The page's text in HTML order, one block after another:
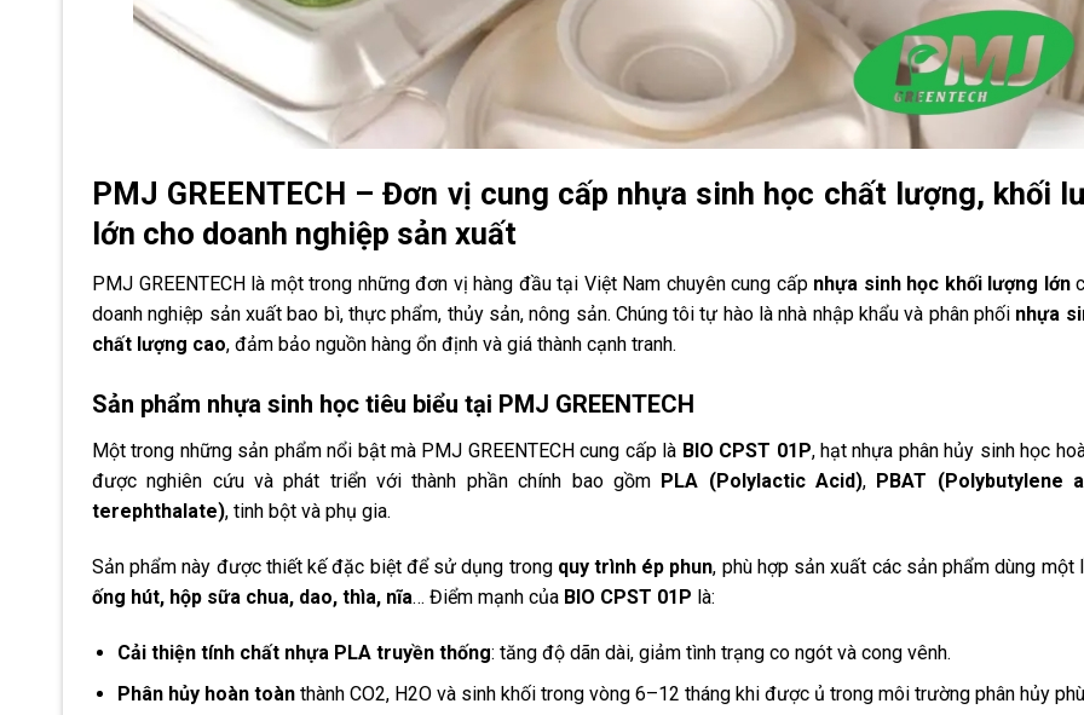
PMJ GREENTECH – Đơn vị cung cấp nhựa sinh học chất lượng, khối
lớn cho doanh nghiệp sản xuất
PMJ GREENTECH là một trong những đơn vị hàng đầu tại Việt Nam chuyên cung cấp nhựa sinh học khối lượng lớn
doanh nghiệp sản xuất bao bì, thực phẩm, thủy sản, nông sản. Chúng tôi tự hào là nhà nhập khẩu và phân phối nhựa
chất lượng cao, đảm bảo nguồn hàng ổn định và giá thành cạnh tranh.
Sản phẩm nhựa sinh học tiêu biểu tại PMJ GREENTECH
Một trong những sản phẩm nổi bật mà PMJ GREENTECH cung cấp là BIO CPST 01P, hạt nhựa phân hủy sinh học
được nghiên cứu và phát triển với thành phần chính bao gồm PLA (Polylactic Acid), PBAT (Polybutylene
terephthalate), tinh bột và phụ gia.
Sản phẩm này được thiết kế đặc biệt để sử dụng trong quy trình ép phun, phù hợp sản xuất các sản phẩm dùng một
ống hút, hộp sữa chua, dao, thìa, nĩa… Điểm mạnh của BIO CPST 01P là:
Cải thiện tính chất nhựa PLA truyền thống: tăng độ dãn dài, giảm tình trạng co ngót và cong vênh.
Phân hủy hoàn toànthành CO2, H2O và sinh khối trong vòng 6–12 tháng khi được ủ trong môi trường phân hủy